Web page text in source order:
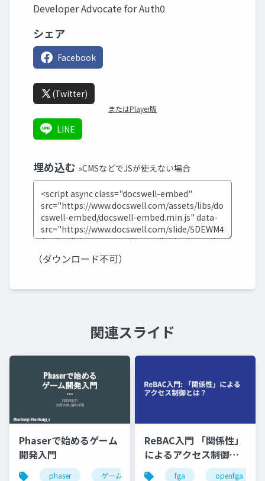
Developer Advocate for Auth0
シェア
Facebook
(Twitter)
またはPlayer版
LINE
埋め込む »CMSなどでJSが使えない場合
（ダウンロード不可）
関連スライド
Phaserで始めるゲーム
開発入門
phaser ゲーム
ReBAC入門 「関係性」
によるアクセス制御と
は？
fga openfga